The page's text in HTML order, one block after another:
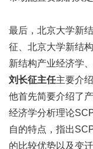
最后，北京大学新
征、北京大学新结
新结构产业经济学
刘长征主任主要介
他首先简要介绍了
经济学分析理论
自的特点，指出
的比较优势以及变